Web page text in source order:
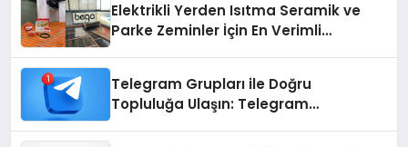
Elektrikli Yerden Isıtma Seramik ve
Parke Zeminler İçin En Verimli
Telegram Grupları ile Doğru
Topluluğa Ulaşın: Telegram